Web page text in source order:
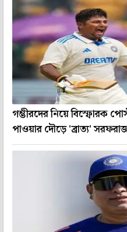
গম্ভীরদের নিয়ে বিস্ফোরক
পাওয়ার দৌড়ে 'ব্রাত্য'